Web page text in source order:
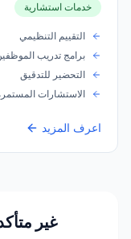
خدمات استشارية
التقييم التنظيمي
برامج تدريب
التحضير للتدقيق
الاستشارات
اعرف المزيد
غير